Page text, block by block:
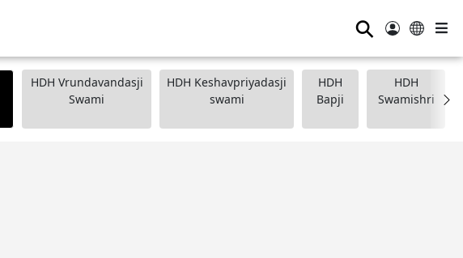
⚲
HDH Vrundavandasji
Swami
HDH Keshavpriyadasji
swami
HDH
Bapji
HDH
Swamishri